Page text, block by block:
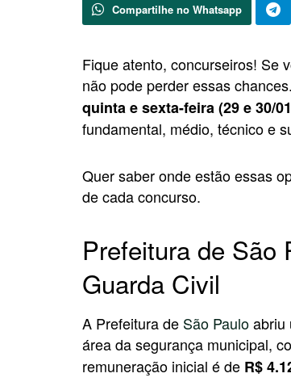
Compartilhe no Whatsapp
Fique atento, concurseiros! Se
não pode perder essas chances.
quinta e sexta-feira (29 e 30/
fundamental, médio, técnico e
Quer saber onde estão essas
de cada concurso.
Prefeitura de São
Guarda Civil
A Prefeitura de São Pauloabriu
área da segurança municipal,
remuneração inicial é de R$